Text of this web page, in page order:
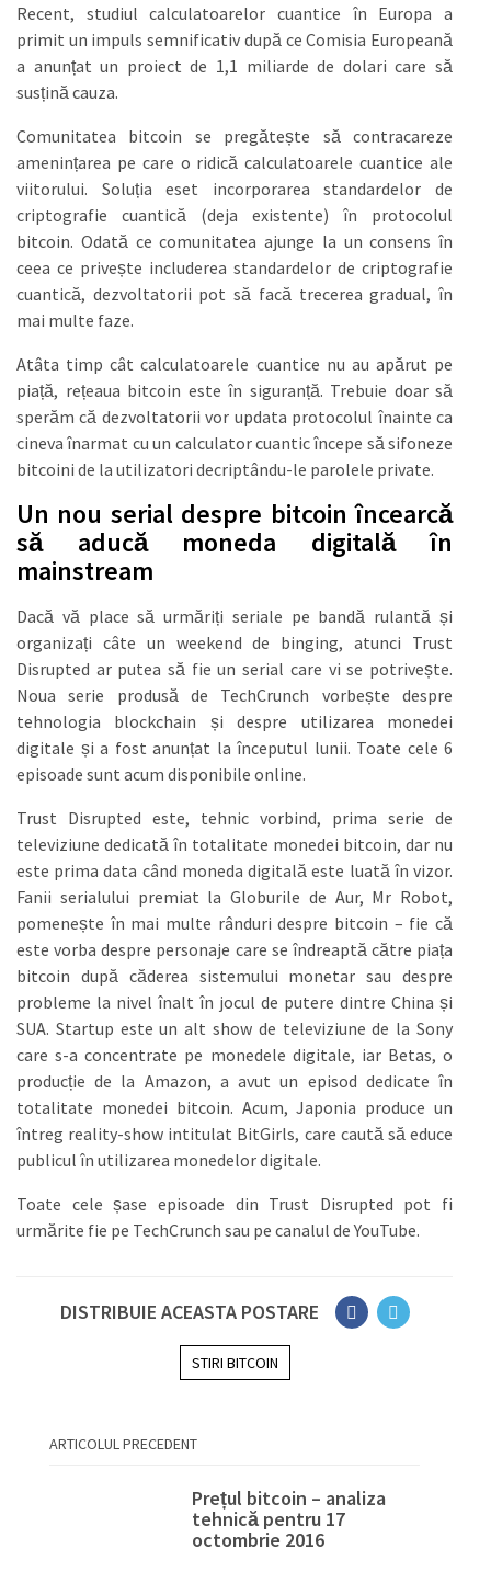
Recent, studiul calculatoarelor cuantice în Europa a
primit un impuls semnificativ după ce Comisia Europeană
a anunțat un proiect de 1,1 miliarde de dolari care să
susțină cauza.
Comunitatea bitcoin se pregătește să contracareze
amenințarea pe care o ridică calculatoarele cuantice ale
viitorului. Soluția eset incorporarea standardelor de
criptografie cuantică (deja existente) în protocolul
bitcoin. Odată ce comunitatea ajunge la un consens în
ceea ce privește includerea standardelor de criptografie
cuantică, dezvoltatorii pot să facă trecerea gradual, în
mai multe faze.
Atâta timp cât calculatoarele cuantice nu au apărut pe
piață, rețeaua bitcoin este în siguranță. Trebuie doar să
sperăm că dezvoltatorii vor updata protocolul înainte ca
cineva înarmat cu un calculator cuantic începe să sifoneze
bitcoini de la utilizatori decriptându-le parolele private.
Un nou serial despre bitcoin încearcă
să aducă moneda digitală în
mainstream
Dacă vă place să urmăriți seriale pe bandă rulantă și
organizați câte un weekend de binging, atunci Trust
Disrupted ar putea să fie un serial care vi se potrivește.
Noua serie produsă de TechCrunch vorbește despre
tehnologia blockchain și despre utilizarea monedei
digitale și a fost anunțat la începutul lunii. Toate cele 6
episoade sunt acum disponibile online.
Trust Disrupted este, tehnic vorbind, prima serie de
televiziune dedicată în totalitate monedei bitcoin, dar nu
este prima data când moneda digitală este luată în vizor.
Fanii serialului premiat la Globurile de Aur, Mr Robot,
pomenește în mai multe rânduri despre bitcoin – fie că
este vorba despre personaje care se îndreaptă către piața
bitcoin după căderea sistemului monetar sau despre
probleme la nivel înalt în jocul de putere dintre China și
SUA. Startup este un alt show de televiziune de la Sony
care s-a concentrate pe monedele digitale, iar Betas, o
producție de la Amazon, a avut un episod dedicate în
totalitate monedei bitcoin. Acum, Japonia produce un
întreg reality-show intitulat BitGirls, care caută să educe
publicul în utilizarea monedelor digitale.
Toate cele șase episoade din Trust Disrupted pot fi
urmărite fie pe TechCrunch sau pe canalul de YouTube.
DISTRIBUIE ACEASTA POSTARE
STIRI BITCOIN
ARTICOLUL PRECEDENT
Prețul bitcoin – analiza
tehnică pentru 17
octombrie 2016